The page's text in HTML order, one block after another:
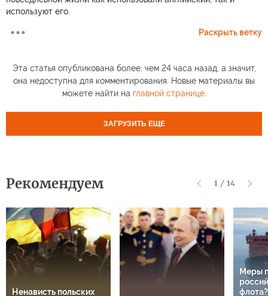
используют его.
Раскрыть ветку
Эта статья опубликована более, чем 24 часа назад, а значит,
она недоступна для комментирования. Новые материалы вы
можете найти на главной странице.
ЗАГРУЗИТЬ ЕЩЕ
Рекомендуем 1 / 14
Ненависть польских
Меры